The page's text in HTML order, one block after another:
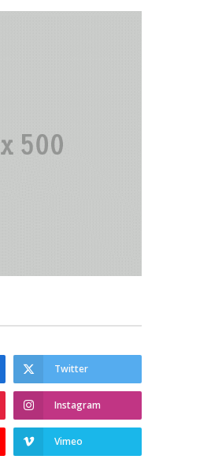
Twitter
Instagram
Vimeo